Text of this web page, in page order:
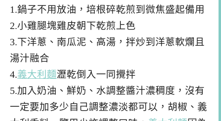
1.鍋子不用放油，培根碎乾煎到微焦盛起備用
2.小雞腿塊雞皮朝下乾煎上色
3.下洋蔥、南瓜泥、高湯，拌炒到洋蔥軟爛且
湯汁融合
4.義大利麵瀝乾倒入一同攪拌
5.加入奶油、鮮奶、水調整醬汁濃稠度，沒有
一定要加多少自己調整濃淡都可以，胡椒、義